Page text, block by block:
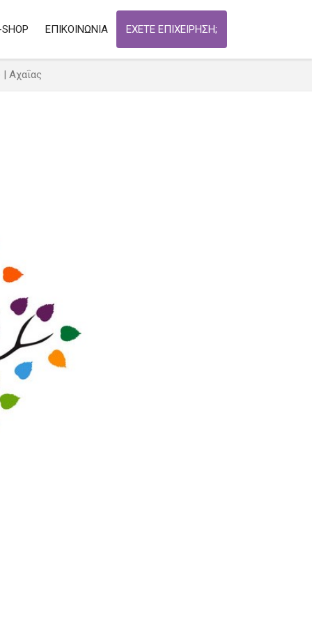
ΕΠΙΚΟΙΝΩΝΙΑ ΕΧΕΤΕ ΕΠΙΧΕΙΡΗΣΗ;
Αχαΐας